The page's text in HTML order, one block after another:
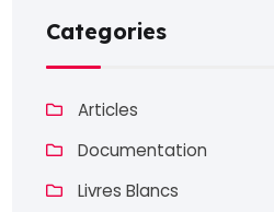
Categories
Articles
Documentation
Livres Blancs